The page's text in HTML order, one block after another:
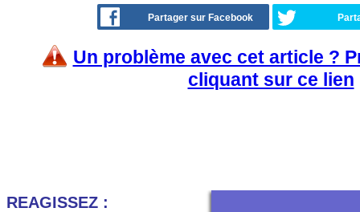
Partager sur Facebook
Un problème avec cet article ?
cliquant sur ce lien
REAGISSEZ :